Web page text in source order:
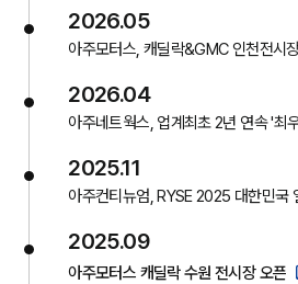
2026.05
아주모터스, 캐딜락&GMC 인천전시
2026.04
아주네트웍스, 업계최초 2년 연속 '최
2025.11
아주컨티뉴엄, RYSE 2025 대한민국
2025.09
아주모터스 캐딜락 수원 전시장 오픈